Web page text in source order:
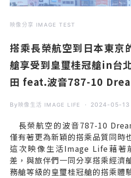
映像分享 IMAGE TEST
搭乘長榮航空到日本東京
艙享受到皇璽桂冠艙in台
田 feat.波音787-10
By 映像生活 IMAGE LIFE 2024-05-13
長榮航空的波音787-10
僅有著更為新穎的搭乘品質同時
這次映像生活Image Life藉著
差，與旅伴們一同分享搭乘經濟
務艙等級的皇璽桂冠艙的搭乘體